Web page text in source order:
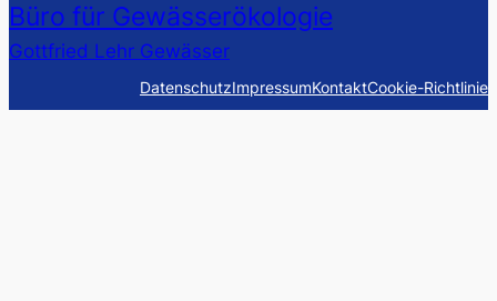
Büro für Gewässerökologie
Gottfried Lehr Gewässer
DatenschutzImpressumKontaktCookie-Richtlinie